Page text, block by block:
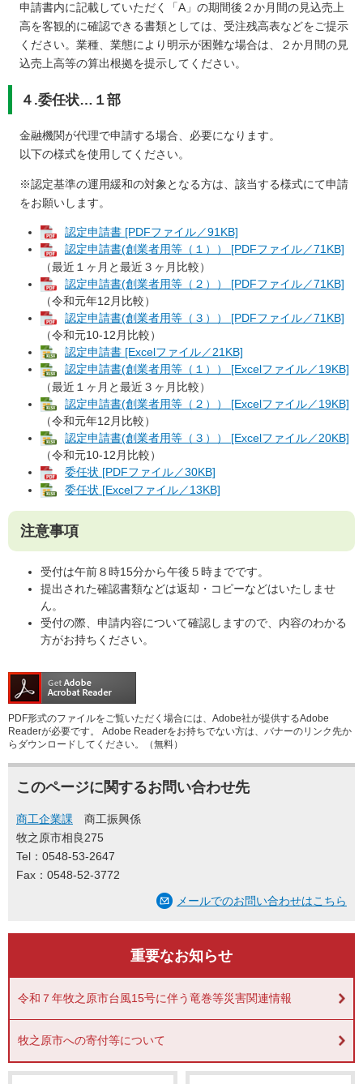
申請書内に記載していただく「A」の期間後２か月間の見込売上
高を客観的に確認できる書類としては、受注残高表などをご提示
ください。業種、業態により明示が困難な場合は、２か月間の見
込売上高等の算出根拠を提示してください。
４.委任状…１部
金融機関が代理で申請する場合、必要になります。
以下の様式を使用してください。
※認定基準の運用緩和の対象となる方は、該当する様式にて申請
をお願いします。
認定申請書 [PDFファイル／91KB]
認定申請書(創業者用等（１）） [PDFファイル／71KB]
（最近１ヶ月と最近３ヶ月比較）
認定申請書(創業者用等（２）） [PDFファイル／71KB]
（令和元年12月比較）​
認定申請書(創業者用等（３）） [PDFファイル／71KB]
（令和元10-12月比較）​
認定申請書 [Excelファイル／21KB]
認定申請書(創業者用等（１）） [Excelファイル／19KB]
（最近１ヶ月と最近３ヶ月比較）​
認定申請書(創業者用等（２）） [Excelファイル／19KB]
（令和元年12月比較）​
認定申請書(創業者用等（３）） [Excelファイル／20KB]
（令和元10-12月比較）​​
委任状 [PDFファイル／30KB]
委任状 [Excelファイル／13KB]
注意事項
受付は午前８時15分から午後５時までです。
提出された確認書類などは返却・コピーなどはいたしませ
ん。
受付の際、申請内容について確認しますので、内容のわかる
方がお持ちください。
PDF形式のファイルをご覧いただく場合には、Adobe社が提供するAdobe
Readerが必要です。
Adobe Readerをお持ちでない方は、バナーのリンク先か
らダウンロードしてください。（無料）
このページに関するお問い合わせ先
商工企業課
商工振興係
牧之原市相良275
Tel：0548-53-2647
Fax：0548-52-3772
メールでのお問い合わせはこちら
重要なお知らせ
令和７年牧之原市台風15号に伴う竜巻等災害関連情報
牧之原市への寄付等について